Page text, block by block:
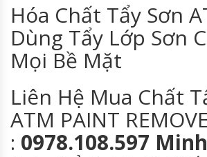
Hóa Chất Tẩy Sơn
Dùng Tẩy Lớp Sơn
Mọi Bề Mặt
Liên Hệ Mua Chất
ATM PAINT
: 0978.108.597